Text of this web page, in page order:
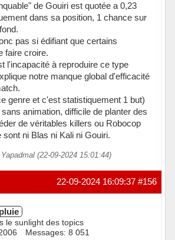
de Gouiri est quotée a 0,23
dans sa position, 1 chance sur
pas si édifiant que certains
faire croire.
l'incapacité à reproduire ce type
notre manque global d'efficacité
genre et c'est statistiquement 1 but)
animation, difficile de planter des
de véritables killers ou Robocop
ni Blas ni Kali ni Gouiri.
(22-09-2024 15:01:44)
#156
22-09-2024 16:09:37
le sunlight des topics
Messages: 8 051